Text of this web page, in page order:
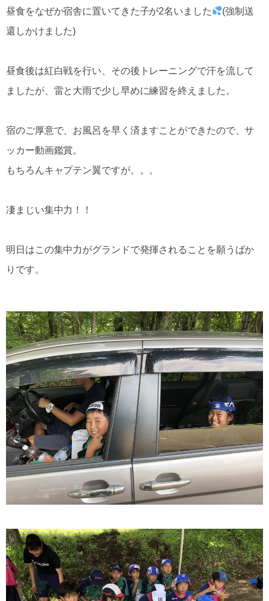
昼食をなぜか宿舎に置いてきた子が2名いました
(強制送
還しかけました)
昼食後は紅白戦を行い、その後トレーニングで汗を流して
ましたが、雷と大雨で少し早めに練習を終えました。
宿のご厚意で、お風呂を早く済ますことができたので、サ
ッカー動画鑑賞。
もちろんキャプテン翼ですが。。。
凄まじい集中力！！
明日はこの集中力がグランドで発揮されることを願うばか
りです。